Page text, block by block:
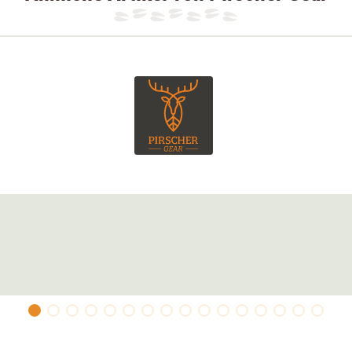
Kordelzug verstellbar und stellt sicher,
Zwei äußere Seitentaschen bieten Stauraum
zwei geräumige Innentaschen.